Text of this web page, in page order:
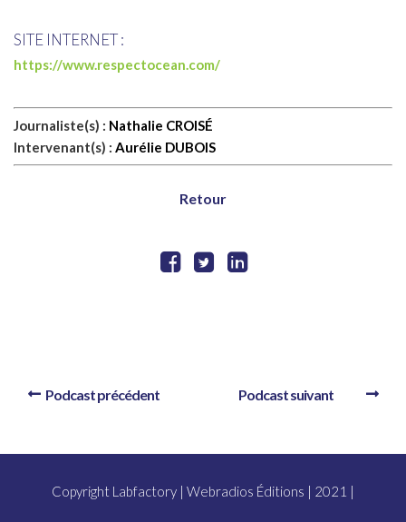
SITE INTERNET :
https://www.respectocean.com/
Journaliste(s) : Nathalie CROISÉ
Intervenant(s) : Aurélie DUBOIS
Retour
Podcast précédent Podcast suivant
Copyright Labfactory | Webradios Éditions | 2021 |